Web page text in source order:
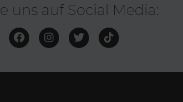
uns auf Social Media: